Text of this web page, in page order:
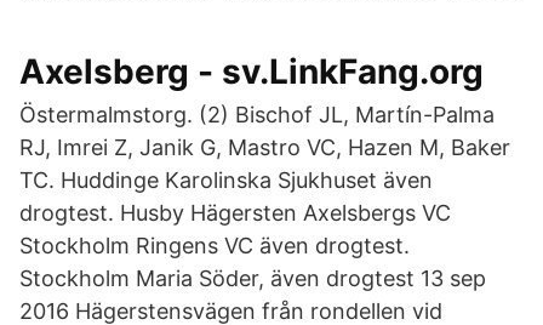
Axelsberg - sv.LinkFang.org
Östermalmstorg. (2) Bischof JL, Martín-Palma
RJ, Imrei Z, Janik G, Mastro VC, Hazen M, Baker
TC. Huddinge Karolinska Sjukhuset även
drogtest. Husby Hägersten Axelsbergs VC
Stockholm Ringens VC även drogtest.
Stockholm Maria Söder, även drogtest 13 sep
2016 Hägerstensvägen från rondellen vid